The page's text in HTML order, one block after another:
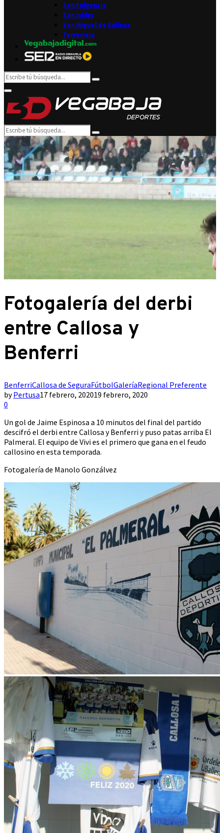
San Fulgencio
San Isidro
San Miguel de Salinas
Torrevieja
Search
for:
Search
Primary
Menu
Search
for:
Search
Fotogalería del derbi
entre Callosa y
Benferri
BenferriCallosa de SeguraFútbolGaleríaRegional Preferente
byPertusa17 febrero, 202019 febrero, 2020
0
Un gol de Jaime Espinosa a 10 minutos del final del partido
descifró el derbi entre Callosa y Benferri y puso patas arriba El
Palmeral. El equipo de Vivi es el primero que gana en el feudo
callosino en esta temporada.
Fotogalería de Manolo Gonzálvez